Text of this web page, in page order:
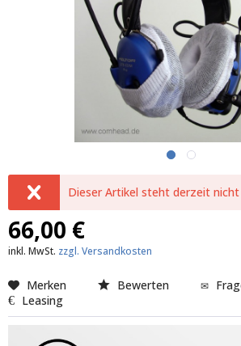
Dieser Artikel steht derzeit
66,00 €
inkl. MwSt. zzgl. Versandkosten
Merken Bewerten
Leasing